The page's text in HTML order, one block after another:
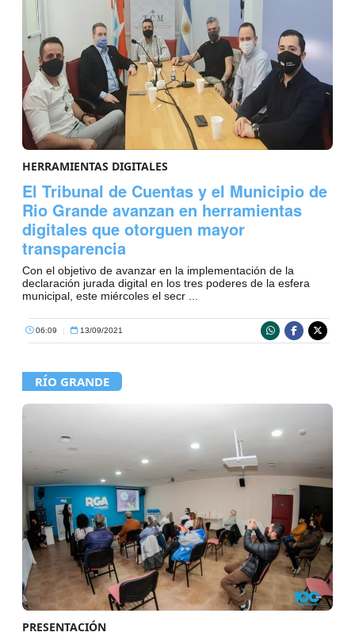
HERRAMIENTAS DIGITALES
El Tribunal de Cuentas y el Municipio de
Rio Grande avanzan en herramientas
digitales que otorguen mayor
transparencia
Con el objetivo de avanzar en la implementación de la
declaración jurada digital en los tres poderes de la esfera
municipal, este miércoles el secr ...
06:09 13/09/2021
RÍO GRANDE
PRESENTACIÓN